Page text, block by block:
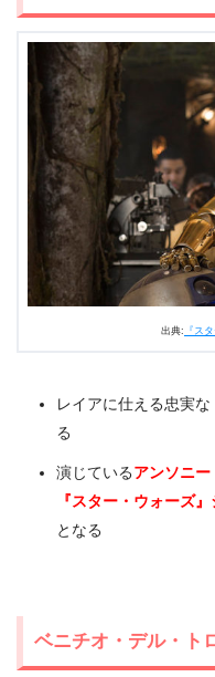
出典: 『ス
レイアに仕える忠実
る
演じているアンソニ
『スター・ウォーズ
となる
ベニチオ・デル・ト